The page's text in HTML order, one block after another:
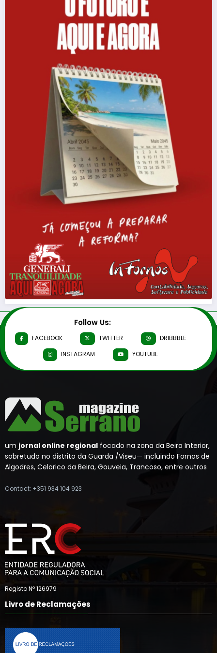
Follow Us:
FACEBOOK TWITTER
DRIBBBLE
INSTAGRAM
YOUTUBE
um jornal online regional focado na zona da Beira Interior,
sobretudo no distrito da Guarda /Viseu— incluindo Fornos de
Algodres, Celorico da Beira, Gouveia, Trancoso, entre outros
Contact: +351 934 104 923
Registo Nº 126979
Livro de Reclamações